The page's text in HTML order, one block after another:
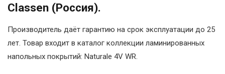
Classen (Россия).
Производитель даёт гарантию на срок эксплуатации до 25
лет. Товар входит в каталог коллекции ламинированных
напольных покрытий: Naturale 4V WR.